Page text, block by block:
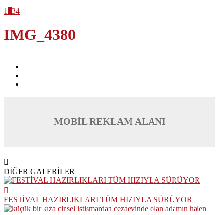
1 34
IMG_4380
MOBİL REKLAM ALANI
DİĞER GALERİLER
FESTİVAL HAZIRLIKLARI TÜM HIZIYLA SÜRÜYOR